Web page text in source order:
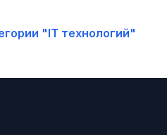
"IT технологий"